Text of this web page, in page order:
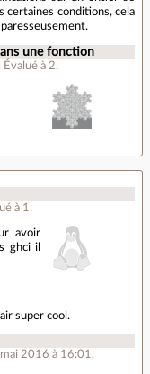
certaines conditions, cela
une fonction
Évalué à 2.
à 1 .
avoir
ghci il
super cool.
2016 à 16:01 .